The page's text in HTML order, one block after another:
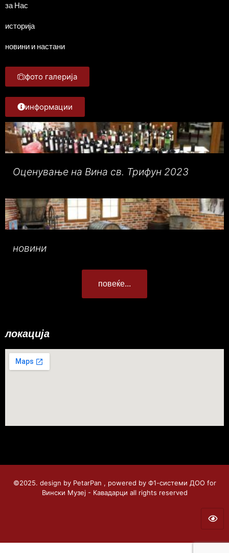
за Нас
историја
новини и настани
фото галерија
информации
Оценување на Вина св. Трифун 2023
новини
повеќе...
локација
©2025. design by PetarPan , powered by Ф1-системи ДОО for
Вински Музеј - Кавадарци all rights reserved